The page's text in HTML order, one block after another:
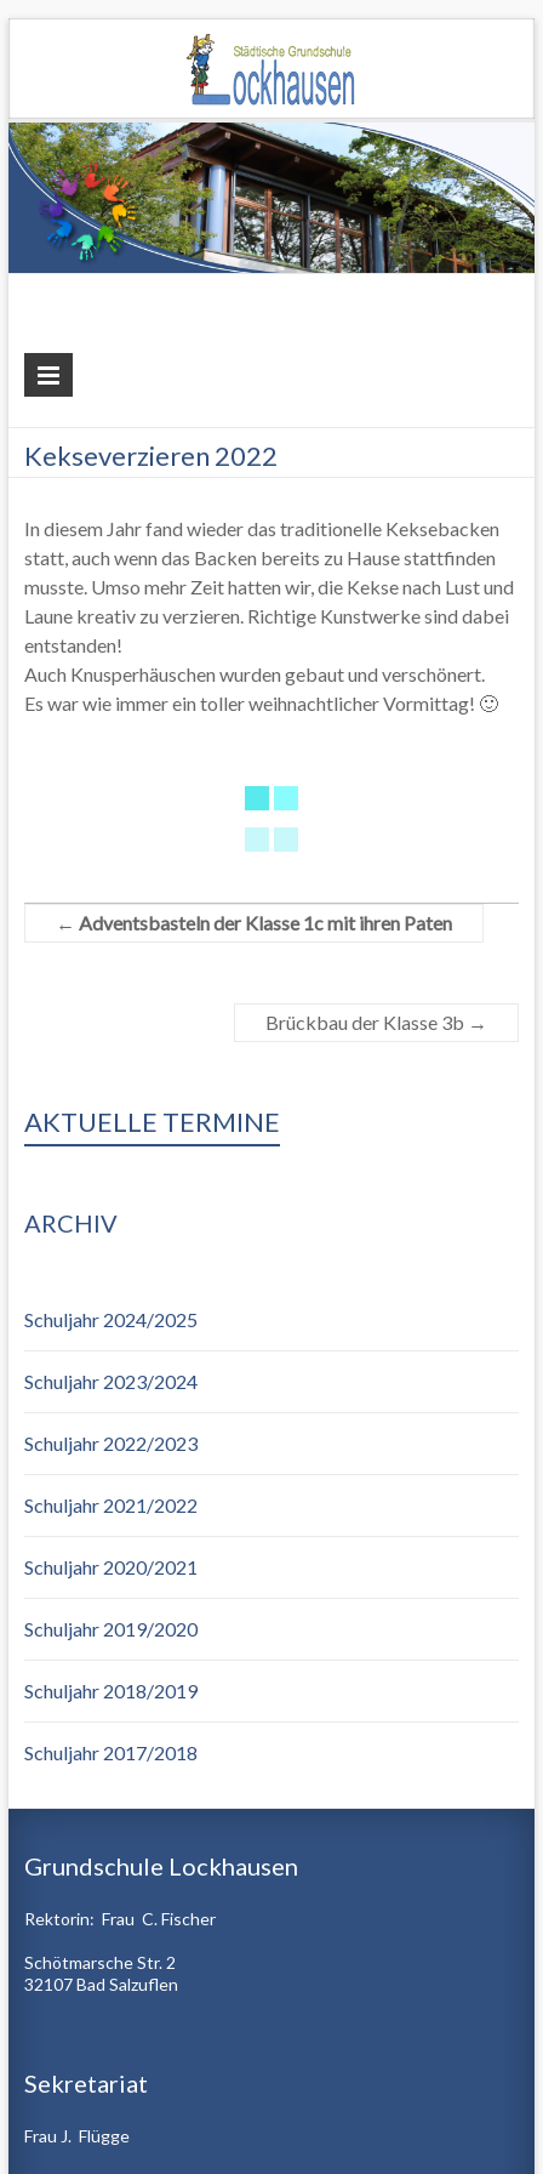
Kekseverzieren 2022
In diesem Jahr fand wieder das traditionelle Keksebacken
statt, auch wenn das Backen bereits zu Hause stattfinden
musste. Umso mehr Zeit hatten wir, die Kekse nach Lust und
Laune kreativ zu verzieren. Richtige Kunstwerke sind dabei
entstanden!
Auch Knusperhäuschen wurden gebaut und verschönert.
Es war wie immer ein toller weihnachtlicher Vormittag! 🙂
← Adventsbasteln der Klasse 1c mit ihren Paten
Brückbau der Klasse 3b →
AKTUELLE TERMINE
ARCHIV
Schuljahr 2024/2025
Schuljahr 2023/2024
Schuljahr 2022/2023
Schuljahr 2021/2022
Schuljahr 2020/2021
Schuljahr 2019/2020
Schuljahr 2018/2019
Schuljahr 2017/2018
Grundschule Lockhausen
Rektorin: Frau C. Fischer
Schötmarsche Str. 2
32107 Bad Salzuflen
Sekretariat
Frau J. Flügge